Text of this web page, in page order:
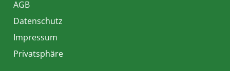
AGB
Datenschutz
Impressum
Privatsphäre